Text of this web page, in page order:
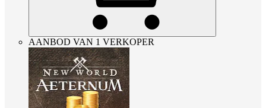
AANBOD VAN 1 VERKOPER